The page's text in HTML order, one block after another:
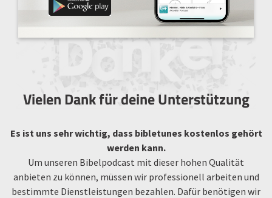
Vielen Dank für deine Unterstützung
Es ist uns sehr wichtig, dass bibletunes kostenlos gehört
werden kann.
Um unseren Bibelpodcast mit dieser hohen Qualität
anbieten zu können, müssen wir professionell arbeiten und
bestimmte Dienstleistungen bezahlen. Dafür benötigen wir